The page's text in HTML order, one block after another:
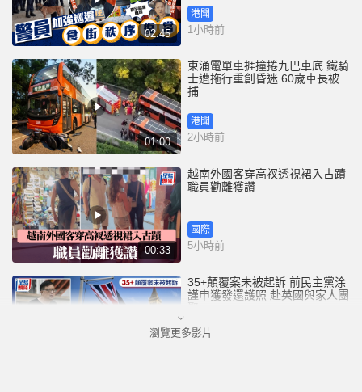
02:45
港聞
1小時前
01:00
東涌電單車捱撞捲九巴車底 鐵騎
士遭拖行重創昏迷 60歲車長被
捕
港聞
2小時前
00:33
越南外國客穿高衩透視裙入古蹟
職員勸離獲讚
國際
5小時前
35+顛覆案未被起訴 前民主黨涂
謹申獲發還護照 赴英國與家人團
港聞
瀏覽更多影片